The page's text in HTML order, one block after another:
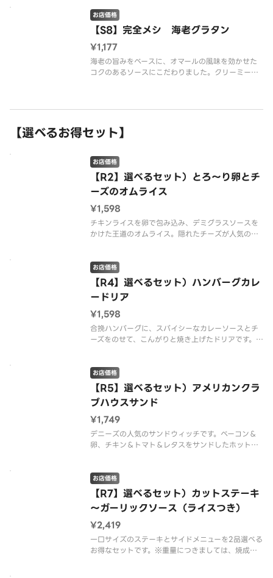
ごはんにかき混ぜてお召し上がりください。※配達
は配達代行業者が行っております。※アレルギーが
変更になりました。※商品の栄養
【S8】完全メシ 海老グラタン
お店価格
¥1,177
海老の旨みをベースに、オマールの風味を効かせた
コクのあるソースにこだわりました。クリーミーな
【選べるお得セット】
【R2】選べるセット）とろ～り卵とチ
ーズのオムライス
お店価格
¥1,598
チキンライスを卵で包み込み、デミグラスソースを
かけた王道のオムライス。隠れたチーズが人気の秘
ームページをご確認ください。
【R4】選べるセット）ハンバーグカレ
ードリア
お店価格
¥1,598
合挽ハンバーグに、スパイシーなカレーソースとチ
ーズをのせて、こんがりと焼き上げたドリアです。
ージをご確認ください。
【R5】選べるセット）アメリカンクラ
ブハウスサンド
お店価格
¥1,749
デニーズの人気のサンドウィッチです。ベーコン＆
卵、チキン＆トマト＆レタスをサンドしたホットサ
ホームページをご確認ください。※メニューの仕立
て、提供容器が写真と異なる場
【R7】選べるセット）カットステーキ
～ガーリックソース（ライスつき）
お店価格
¥2,419
一口サイズのステーキとサイドメニューを2品選べる
お得なセットです。※重量につきましては、焼成前